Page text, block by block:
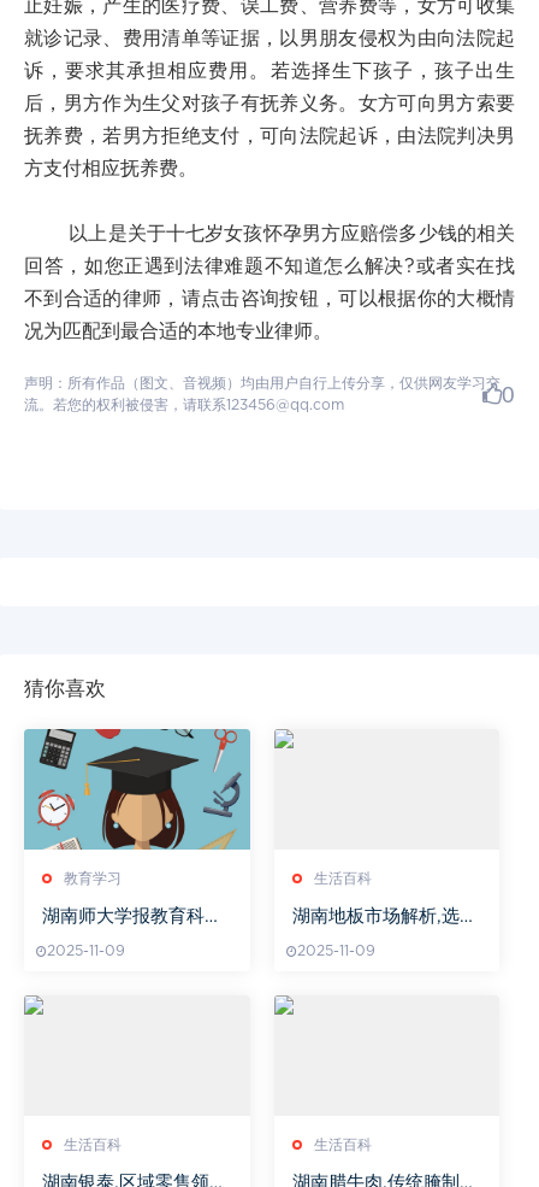
止妊娠，产生的医疗费、误工费、营养费等，女方可收集
就诊记录、费用清单等证据，以男朋友侵权为由向法院起
诉，要求其承担相应费用。若选择生下孩子，孩子出生
后，男方作为生父对孩子有抚养义务。女方可向男方索要
抚养费，若男方拒绝支付，可向法院起诉，由法院判决男
方支付相应抚养费。
以上是关于十七岁女孩怀孕男方应赔偿多少钱的相关
回答，如您正遇到法律难题不知道怎么解决?或者实在找
不到合适的律师，请点击咨询按钮，可以根据你的大概情
况为匹配到最合适的本地专业律师。
声明：所有作品（图文、音视频）均由用户自行上传分享，仅供网友学习交
流。若您的权利被侵害，请联系123456@qq.com
0
猜你喜欢
教育学习
湖南师大学报教育科学
2025-11-09
生活百科
湖南地板市场解析,选购
趋势-消费者指南
2025-11-09
生活百科
湖南银泰,区域零售领导
生活百科
湖南腊牛肉,传统腌制方